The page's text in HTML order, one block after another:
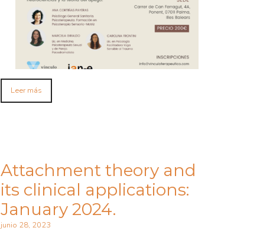
Leer más
Attachment theory and
its clinical applications:
January 2024.
junio 28, 2023